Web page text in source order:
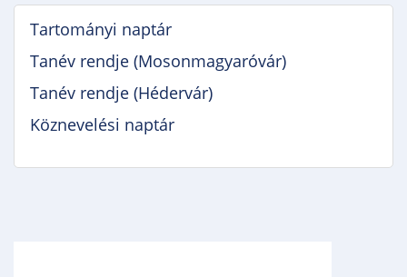
Tartományi naptár
Tanév rendje (Mosonmagyaróvár)
Tanév rendje (Hédervár)
Köznevelési naptár